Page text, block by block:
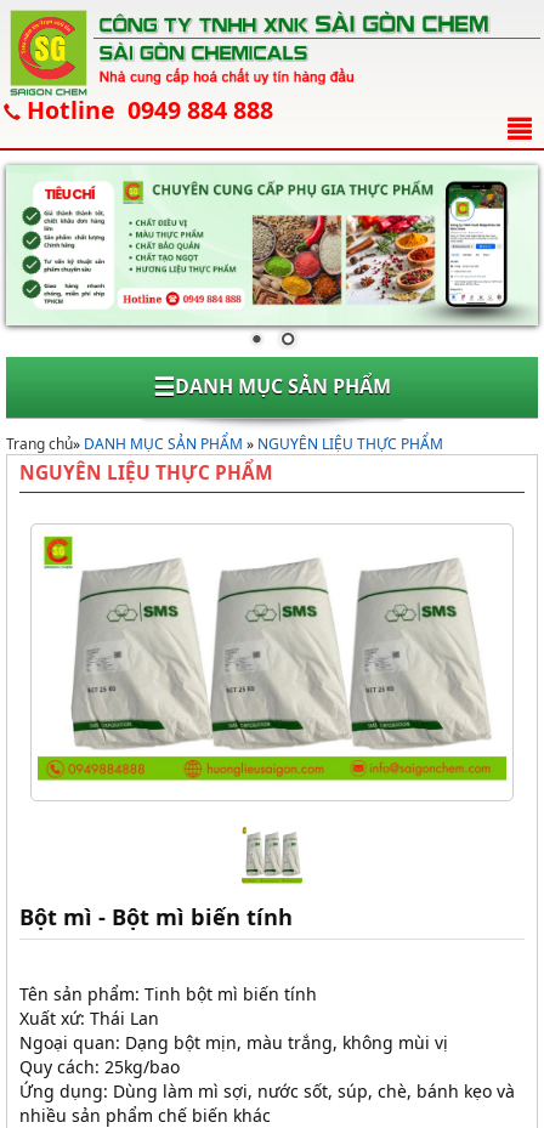
Hotline 0949 884 888
☰DANH MỤC SẢN PHẨM
Trang chủ» DANH MỤC SẢN PHẨM » NGUYÊN LIỆU THỰC PHẨM
NGUYÊN LIỆU THỰC PHẨM
Bột mì - Bột mì biến tính
Tên sản phẩm: Tinh bột mì biến tính
Xuất xứ: Thái Lan
Ngoại quan: Dạng bột mịn, màu trắng, không mùi vị
Quy cách: 25kg/bao
Ứng dụng: Dùng làm mì sợi, nước sốt, súp, chè, bánh kẹo và
nhiều sản phẩm chế biến khác